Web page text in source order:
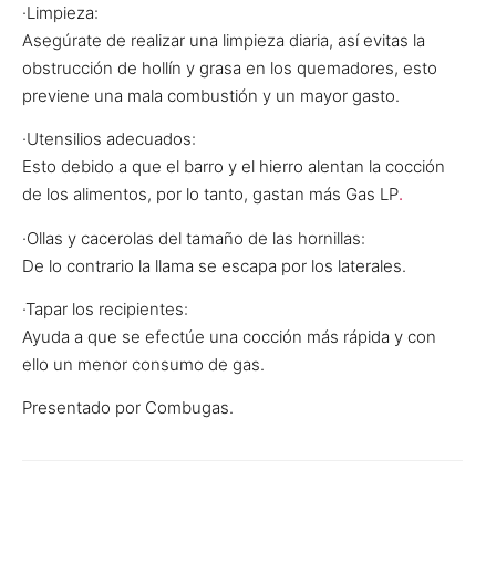
·Limpieza:
Asegúrate de realizar una limpieza diaria, así evitas la
obstrucción de hollín y grasa en los quemadores, esto
previene una mala combustión y un mayor gasto.
·Utensilios adecuados:
Esto debido a que el barro y el hierro alentan la cocción
de los alimentos, por lo tanto, gastan más Gas LP.
·Ollas y cacerolas del tamaño de las hornillas:
De lo contrario la llama se escapa por los laterales.
·Tapar los recipientes:
Ayuda a que se efectúe una cocción más rápida y con
ello un menor consumo de gas.
Presentado por Combugas.